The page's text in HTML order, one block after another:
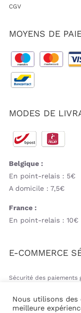
CGV
MOYENS DE
MODES DE
Belgique :
En point-relais : 5€
A domicile : 7,5€
France :
En point-relais : 10€
E-COMMERCE
Sécurité des paiements
Nous utilisons
meilleure